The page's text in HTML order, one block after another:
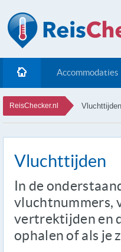
Accommodaties
ReisChecker.nl Vluchttijden
Vluchttijden
In de
vluchtnummers,
vertrektijden en
ophalen of als je